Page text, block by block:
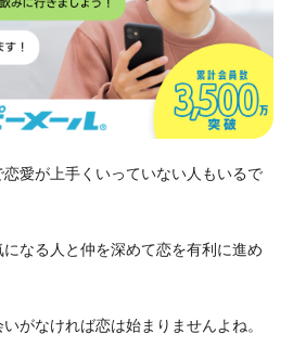
愛が上手くいっていない人もいるで
なる人と仲を深めて恋を有利に進め
がなければ恋は始まりませんよね。